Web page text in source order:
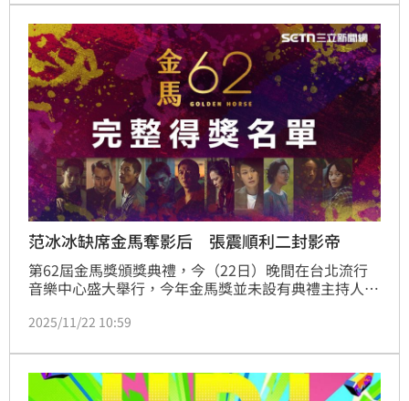
認，中國籍成員張帥博因「突發因素」無法隨隊來台，
引發粉絲錯愕與不滿。
范冰冰缺席金馬奪影后 張震順利二封影帝
第62屆金馬獎頒獎典禮，今（22日）晚間在台北流行
音樂中心盛大舉行，今年金馬獎並未設有典禮主持人，
主持16年紅毯的楊千霈搭上男星彭千祐、徐鈞浩一同主
2025/11/22 10:59